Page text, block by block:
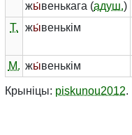
жы́венькага (адуш.)
Т.
жы́венькім
М. жы́венькім
Крыніцы: piskunou2012.